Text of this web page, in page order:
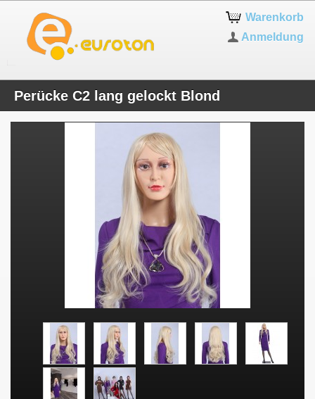
Warenkorb
Anmeldung
Perücke C2 lang gelockt Blond